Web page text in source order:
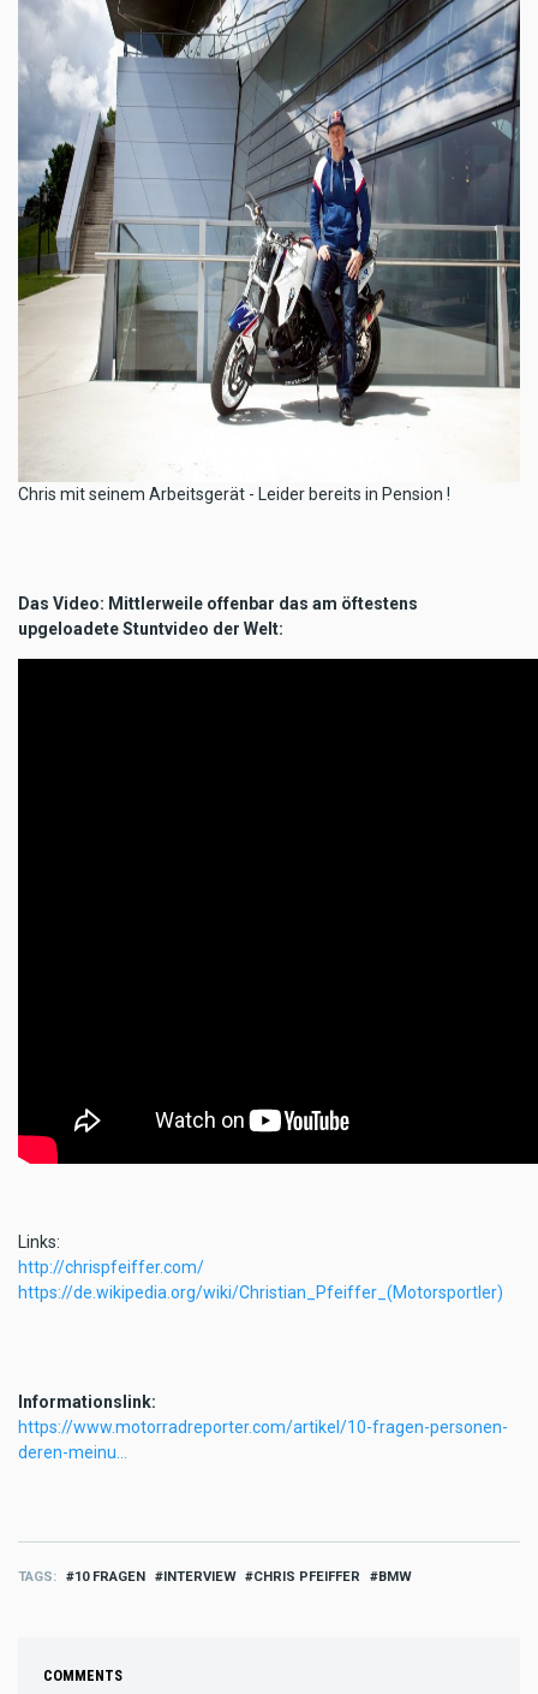
Chris mit seinem Arbeitsgerät - Leider bereits in Pension !
Das Video: Mittlerweile offenbar das am öftestens
upgeloadete Stuntvideo der Welt:
Links:
http://chrispfeiffer.com/
https://de.wikipedia.org/wiki/Christian_Pfeiffer_(Motorsportler)
Informationslink:
https://www.motorradreporter.com/artikel/10-fragen-personen-
deren-meinu…
TAGS 10 FRAGEN INTERVIEW CHRIS PFEIFFER BMW
COMMENTS